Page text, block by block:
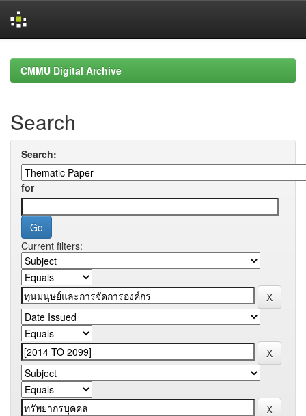
navigationCMMU Digital Archive
Search
Search:
for
Current filters: